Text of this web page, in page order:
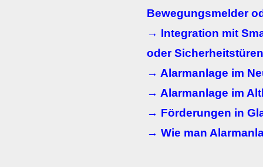
Bewegungsmelder
→ Integration mit
oder Sicherheitstüren
→ Alarmanlage im
→ Alarmanlage im
→ Förderungen in
→ Wie man